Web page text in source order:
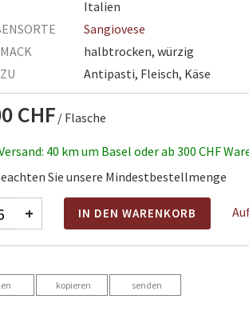
Italien
Sangiovese
halbtrocken, würzig
Antipasti, Fleisch, Käse
CHF/ Flasche
40 km um Basel oder ab 300 CHF
Sie unsere Mindestbestellmenge
+ IN DEN WARENKORB
kopieren senden